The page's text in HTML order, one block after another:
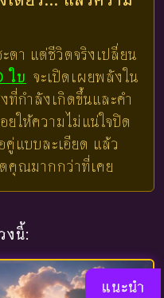
ตา แต่ชีวิตจริงเปลี่ยน
ใบ จะเปิดเผยพลังใน
ที่กำลังเกิดขึ้นและคำ
ให้ความไม่แน่ใจปิด
คู่แบบละเอียด แล้ว
คุณมากกว่าที่เคย
งนี้:
แนะนำ